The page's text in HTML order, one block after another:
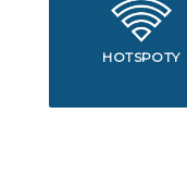
HOTSPOTY